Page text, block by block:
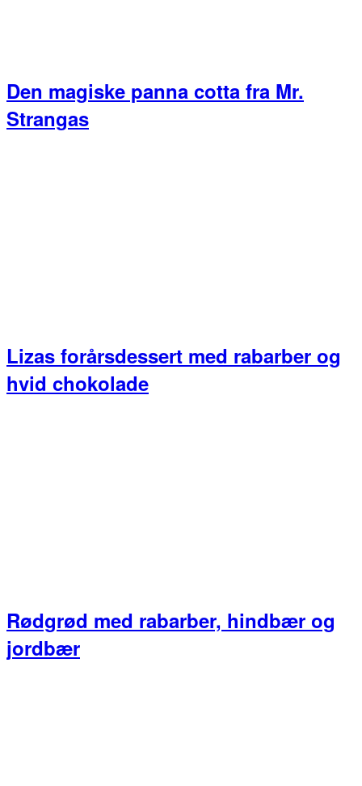
Den magiske panna cotta fra Mr.
Strangas
Lizas forårsdessert med rabarber og
hvid chokolade
Rødgrød med rabarber, hindbær og
jordbær